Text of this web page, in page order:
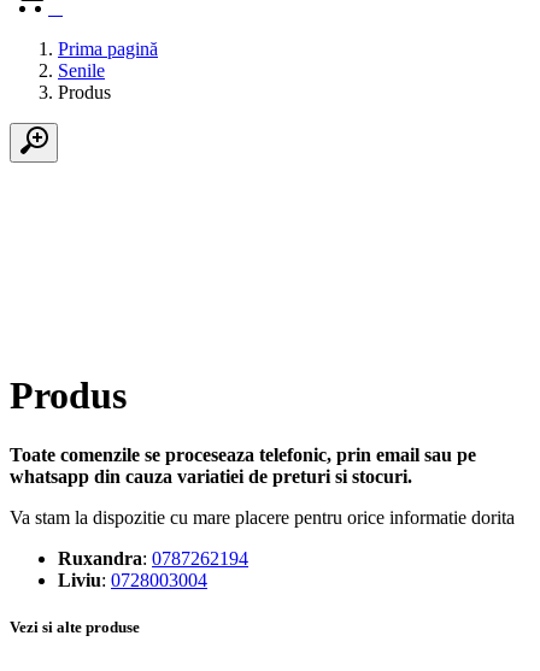
Prima pagină
Senile
Produs
Produs
Toate comenzile se proceseaza telefonic, prin email sau pe
whatsapp din cauza variatiei de preturi si stocuri.
Va stam la dispozitie cu mare placere pentru orice informatie dorita
Ruxandra: 0787262194
Liviu: 0728003004
Vezi si alte produse